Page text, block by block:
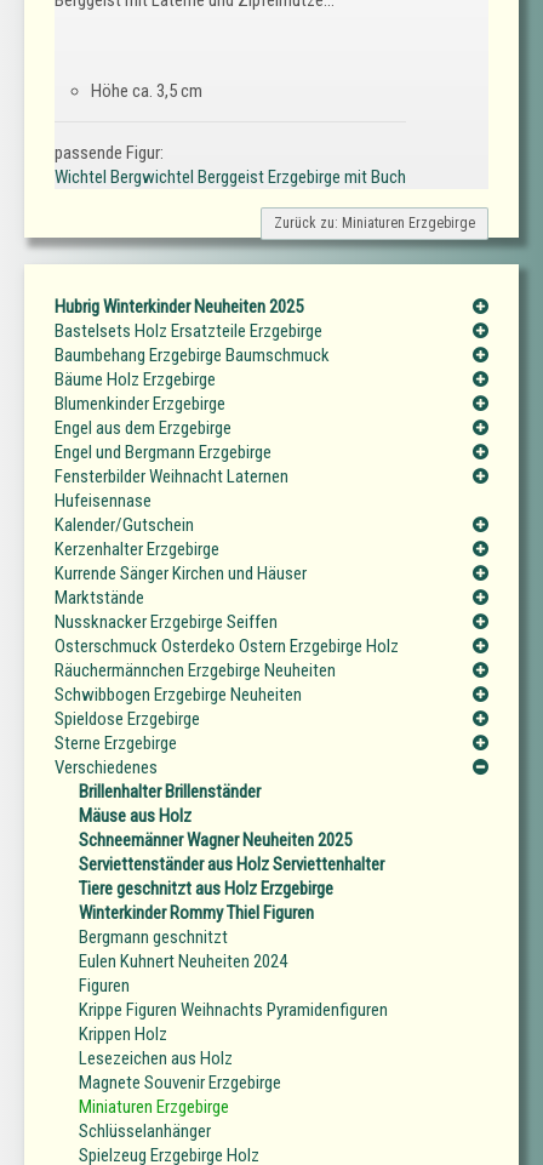
Höhe ca. 3,5 cm
passende Figur:
Wichtel Bergwichtel Berggeist Erzgebirge mit Buch
Zurück zu: Miniaturen Erzgebirge
Hubrig Winterkinder Neuheiten 2025
Bastelsets Holz Ersatzteile Erzgebirge
Baumbehang Erzgebirge Baumschmuck
Bäume Holz Erzgebirge
Blumenkinder Erzgebirge
Engel aus dem Erzgebirge
Engel und Bergmann Erzgebirge
Fensterbilder Weihnacht Laternen
Hufeisennase
Kalender/Gutschein
Kerzenhalter Erzgebirge
Kurrende Sänger Kirchen und Häuser
Marktstände
Nussknacker Erzgebirge Seiffen
Osterschmuck Osterdeko Ostern Erzgebirge Holz
Räuchermännchen Erzgebirge Neuheiten
Schwibbogen Erzgebirge Neuheiten
Spieldose Erzgebirge
Sterne Erzgebirge
Verschiedenes
Brillenhalter Brillenständer
Mäuse aus Holz
Schneemänner Wagner Neuheiten 2025
Serviettenständer aus Holz Serviettenhalter
Tiere geschnitzt aus Holz Erzgebirge
Winterkinder Rommy Thiel Figuren
Bergmann geschnitzt
Eulen Kuhnert Neuheiten 2024
Figuren
Krippe Figuren Weihnachts Pyramidenfiguren
Krippen Holz
Lesezeichen aus Holz
Magnete Souvenir Erzgebirge
Miniaturen Erzgebirge
Schlüsselanhänger
Spielzeug Erzgebirge Holz